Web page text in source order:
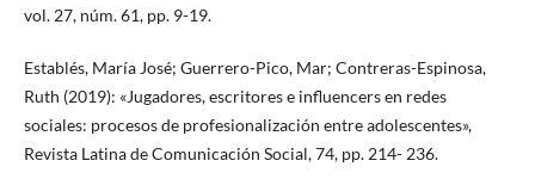
vol. 27, núm. 61, pp. 9-19.
Establés, María José; Guerrero-Pico, Mar; Contreras-Espinosa,
Ruth (2019): «Jugadores, escritores e influencers en redes
sociales: procesos de profesionalización entre adolescentes»,
Revista Latina de Comunicación Social, 74, pp. 214- 236.